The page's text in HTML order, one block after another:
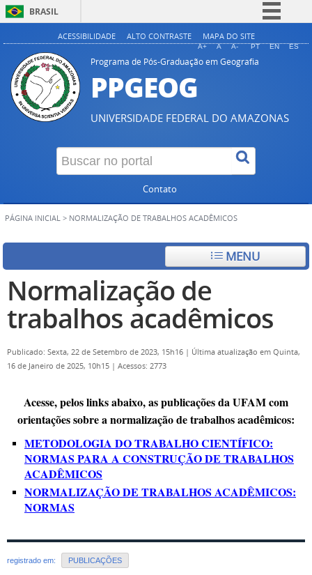
BRASIL
Simplifique!
Comunica BR
Acesso à informação
Legislação
Canais
ACESSIBILIDADE ALTO CONTRASTE MAPA DO SITE
A+ A A- PT EN ES
Programa de Pós-Graduação em Geografia
PPGEOG
UNIVERSIDADE FEDERAL DO AMAZONAS
Contato
PÁGINA INICIAL > NORMALIZAÇÃO DE TRABALHOS ACADÊMICOS
MENU
Normalização de
trabalhos acadêmicos
Publicado: Sexta, 22 de Setembro de 2023, 15h16 | Última atualização em Quinta,
16 de Janeiro de 2025, 10h15 | Acessos: 2773
Acesse, pelos links abaixo, as publicações da UFAM com
orientações sobre a normalização de trabalhos acadêmicos:
METODOLOGIA DO TRABALHO CIENTÍFICO:
NORMAS PARA A CONSTRUÇÃO DE TRABALHOS
ACADÊMICOS
NORMALIZAÇÃO DE TRABALHOS ACADÊMICOS:
NORMAS
registrado em: PUBLICAÇÕES